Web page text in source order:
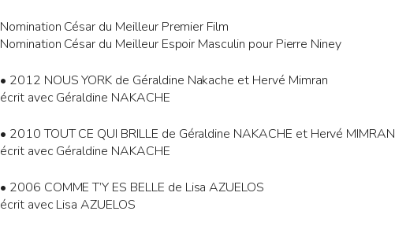
Nomination César du Meilleur Premier Film
Nomination César du Meilleur Espoir Masculin pour Pierre Niney
• 2012 NOUS YORK de Géraldine Nakache et Hervé Mimran
écrit avec Géraldine NAKACHE
• 2010 TOUT CE QUI BRILLE de Géraldine NAKACHE et Hervé MIMRAN
écrit avec Géraldine NAKACHE
• 2006 COMME T’Y ES BELLE de Lisa AZUELOS
écrit avec Lisa AZUELOS